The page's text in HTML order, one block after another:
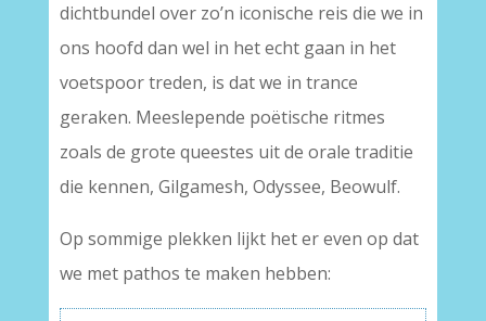
dichtbundel over zo’n iconische reis die we in
ons hoofd dan wel in het echt gaan in het
voetspoor treden, is dat we in trance
geraken. Meeslepende poëtische ritmes
zoals de grote queestes uit de orale traditie
die kennen, Gilgamesh, Odyssee, Beowulf.
Op sommige plekken lijkt het er even op dat
we met pathos te maken hebben: